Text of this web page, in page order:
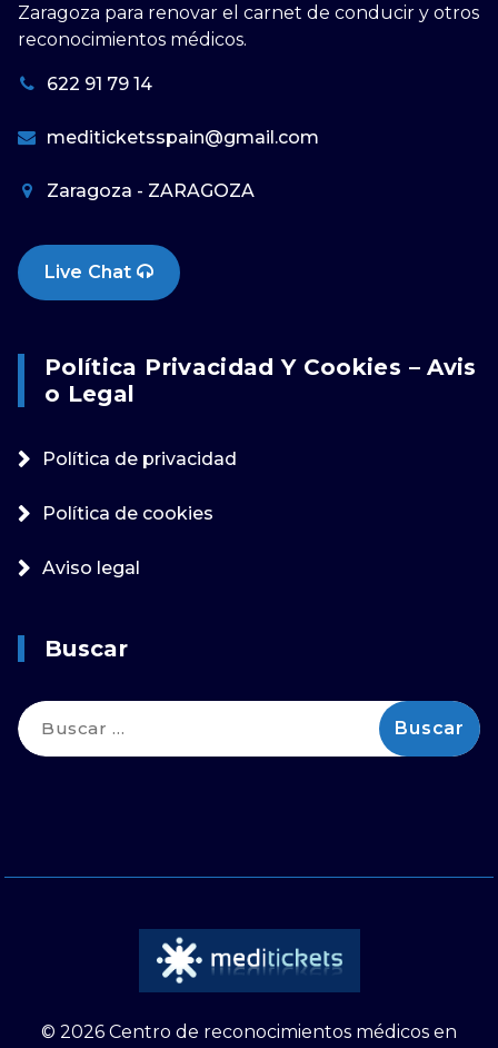
Zaragoza para renovar el carnet de conducir y otros
reconocimientos médicos.
622 91 79 14
mediticketsspain@gmail.com
Zaragoza - ZARAGOZA
Live Chat
Política Privacidad Y Cookies – Avis
O Legal
Política de privacidad
Política de cookies
Aviso legal
Buscar
Buscar:
© 2026 Centro de reconocimientos médicos en